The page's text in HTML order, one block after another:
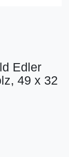
Edler
49 x 32